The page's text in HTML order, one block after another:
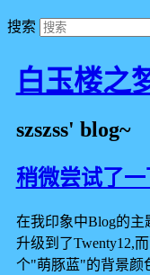
搜索
白玉楼之
szszss' blog~
稍微尝试了
在我印象中Blog的主
升级到了Twenty12,
个"萌豚蓝"的背景颜